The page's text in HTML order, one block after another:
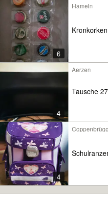
6
Hameln
4
Aerzen
Tausche
4